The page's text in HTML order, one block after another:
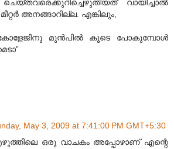
വായിച്ചാല്‍
അനങ്ങാറില്ല. എങ്കിലും,
കോളേജിനു മുൻപിൽ കൂടെ പോകുമ്പോൾ
May 3, 2009 at 7:41:00 PM GMT+5:30
ഒരു വാചകം അപ്പോഴാണ് എന്റെ